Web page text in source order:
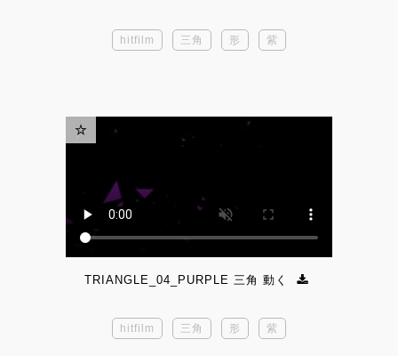
hitfilm 三角 形 紫
TRIANGLE_04_PURPLE 三角 動く
hitfilm 三角 形 紫